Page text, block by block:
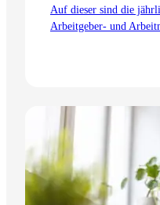
Auf dieser sind die
Arbeitgeber- und
Zum Artikel